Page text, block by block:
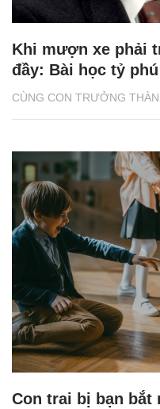
CÙNG CON TRƯỞNG
Khi mượn xe phải
đầy: Bài học tỷ
Con trai bị bạn bắt